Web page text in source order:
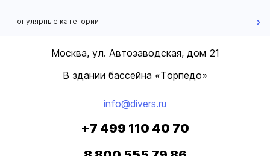
Популярные категории
Москва, ул. Автозаводская, дом 21
В здании бассейна «Торпедо»
info@divers.ru
+7 499 110 40 70